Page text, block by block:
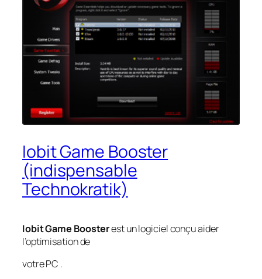
Iobit Game Booster
(indispensable
Technokratik)
Iobit Game Boosterest un logiciel conçu aider
l’optimisation de
votre PC .